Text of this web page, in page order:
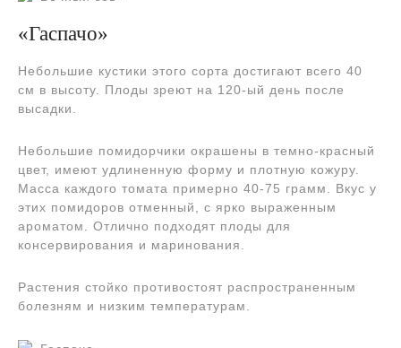
«Гаспачо»
Небольшие кустики этого сорта достигают всего 40
см в высоту. Плоды зреют на 120-ый день после
высадки.
Небольшие помидорчики окрашены в темно-красный
цвет, имеют удлиненную форму и плотную кожуру.
Масса каждого томата примерно 40-75 грамм. Вкус у
этих помидоров отменный, с ярко выраженным
ароматом. Отлично подходят плоды для
консервирования и маринования.
Растения стойко противостоят распространенным
болезням и низким температурам.